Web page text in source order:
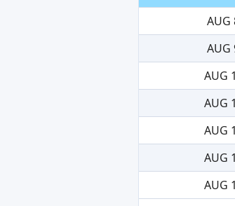
AUG
AUG
AUG
AUG
AUG
AUG
AUG